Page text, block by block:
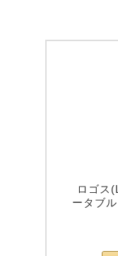
ロゴス
ータブ